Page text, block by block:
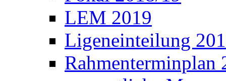
LEM 2019
Ligeneinteilung
Rahmenterminplan